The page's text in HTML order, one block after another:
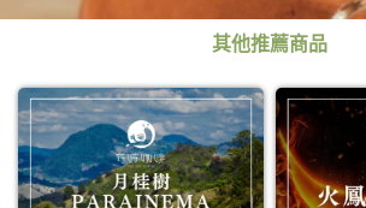
其他推薦商品
此
產
品
有